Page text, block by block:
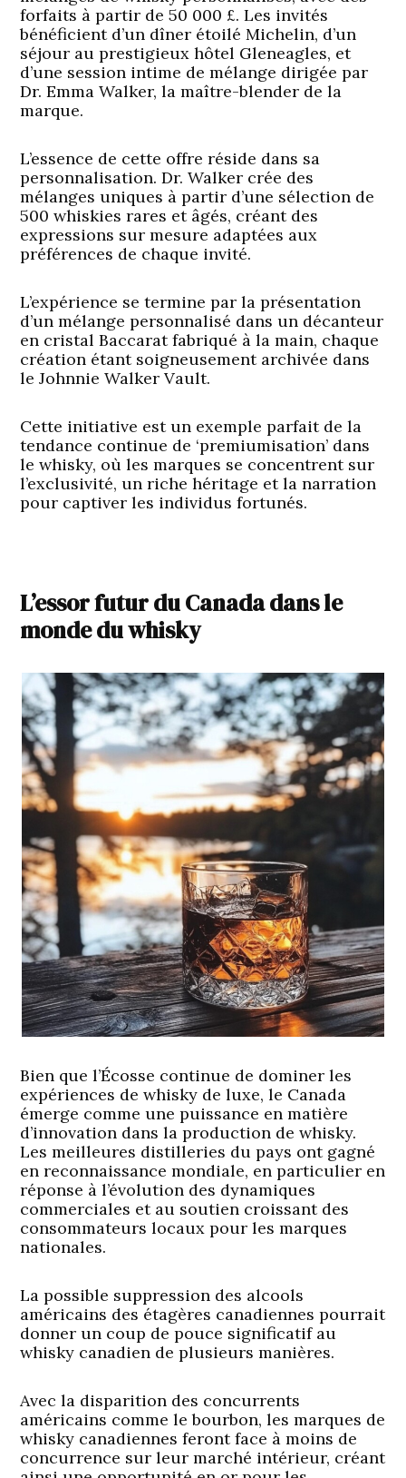
forfaits à partir de 50 000 £. Les invités
bénéficient d’un dîner étoilé Michelin, d’un
séjour au prestigieux hôtel Gleneagles, et
d’une session intime de mélange dirigée par
Dr. Emma Walker, la maître-blender de la
marque.
L’essence de cette offre réside dans sa
personnalisation. Dr. Walker crée des
mélanges uniques à partir d’une sélection de
500 whiskies rares et âgés, créant des
expressions sur mesure adaptées aux
préférences de chaque invité.
L’expérience se termine par la présentation
d’un mélange personnalisé dans un décanteur
en cristal Baccarat fabriqué à la main, chaque
création étant soigneusement archivée dans
le Johnnie Walker Vault.
Cette initiative est un exemple parfait de la
tendance continue de ‘premiumisation’ dans
le whisky, où les marques se concentrent sur
l’exclusivité, un riche héritage et la narration
pour captiver les individus fortunés.
L’essor futur du Canada dans le
monde du whisky
Bien que l’Écosse continue de dominer les
expériences de whisky de luxe, le Canada
émerge comme une puissance en matière
d’innovation dans la production de whisky.
Les meilleures distilleries du pays ont gagné
en reconnaissance mondiale, en particulier en
réponse à l’évolution des dynamiques
commerciales et au soutien croissant des
consommateurs locaux pour les marques
nationales.
La possible suppression des alcools
américains des étagères canadiennes pourrait
donner un coup de pouce significatif au
whisky canadien de plusieurs manières.
Avec la disparition des concurrents
américains comme le bourbon, les marques de
whisky canadiennes feront face à moins de
concurrence sur leur marché intérieur, créant